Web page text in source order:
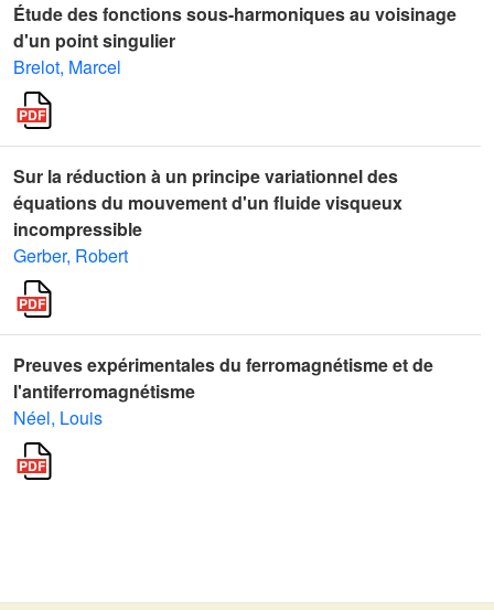
Étude des fonctions sous-harmoniques au voisinage
d'un point singulier
Brelot, Marcel
Sur la réduction à un principe variationnel des
équations du mouvement d'un fluide visqueux
incompressible
Gerber, Robert
Preuves expérimentales du ferromagnétisme et de
l'antiferromagnétisme
Néel, Louis